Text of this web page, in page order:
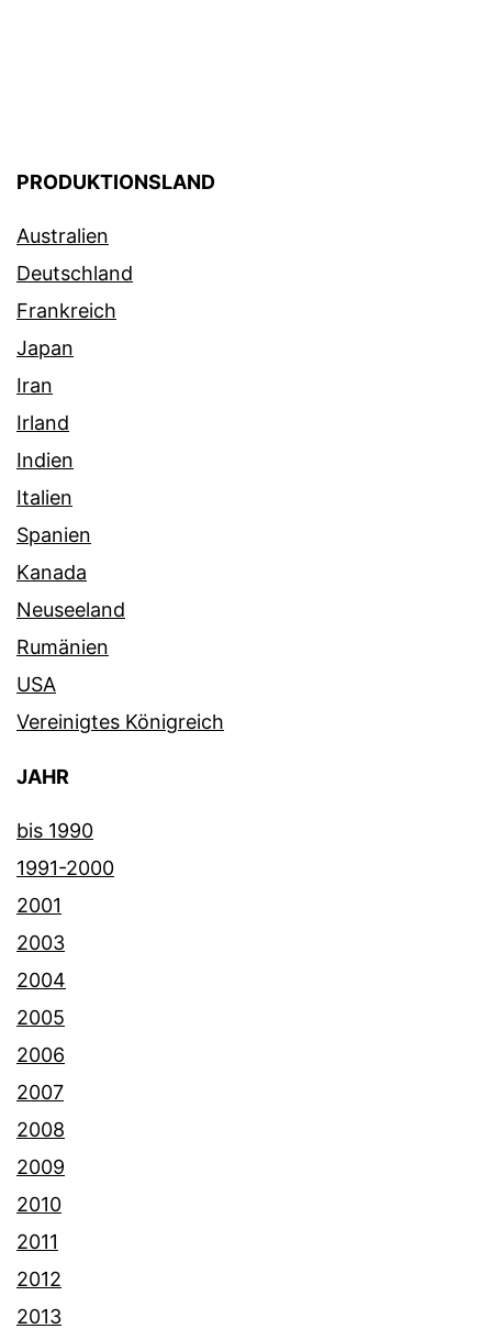
PRODUKTIONSLAND
Australien
Deutschland
Frankreich
Japan
Iran
Irland
Indien
Italien
Spanien
Kanada
Neuseeland
Rumänien
USA
Vereinigtes Königreich
JAHR
bis 1990
1991-2000
2001
2003
2004
2005
2006
2007
2008
2009
2010
2011
2012
2013